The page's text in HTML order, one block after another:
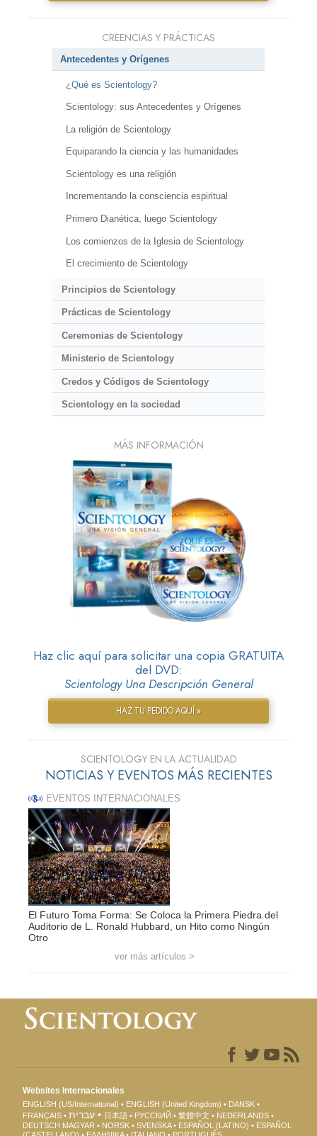
CREENCIAS Y PRÁCTICAS
Antecedentes y Orígenes
¿Qué es Scientology?
Scientology: sus Antecedentes y Orígenes
La religión de Scientology
Equiparando la ciencia y las humanidades
Scientology es una religión
Incrementando la consciencia espiritual
Primero Dianética, luego Scientology
Los comienzos de la Iglesia de Scientology
El crecimiento de Scientology
Principios de Scientology
Prácticas de Scientology
Ceremonias de Scientology
Ministerio de Scientology
Credos y Códigos de Scientology
Scientology en la sociedad
MÁS INFORMACIÓN
Haz clic aquí para solicitar una copia GRATUITA
del DVD:
Scientology Una Descripción General
HAZ TU PEDIDO AQUÍ »
SCIENTOLOGY EN LA ACTUALIDAD
NOTICIAS Y EVENTOS MÁS RECIENTES
EVENTOS INTERNACIONALES
El Futuro Toma Forma: Se Coloca la Primera Piedra del
Auditorio de L. Ronald Hubbard, un Hito como Ningún
Otro
ver más artículos >
Websites Internacionales
ENGLISH (US/International) ENGLISH (United Kingdom)
DANSK
FRANÇAIS
עברית 日本語 РУССКИЙ 繁體中文
NEDERLANDS
DEUTSCH MAGYAR NORSK SVENSKA ESPAÑOL (LATINO)
ESPAÑOL